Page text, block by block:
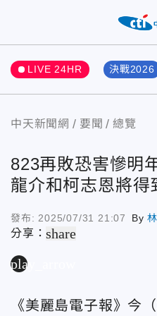
LIVE 24HR 決戰2026
中天新聞網 要聞 總覽
823再敗恐害慘明
龍介和柯志恩將得
發布: 2025/07/31 21:07 By
分享：share
play_arrow
《美麗島電子報》今